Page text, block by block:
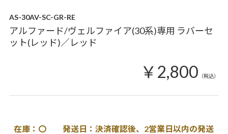
AS-30AV-SC-GR-RE
アルファード/ヴェルファイア(30系)専用 ラバーセ
ット(レッド)／レッド
￥2,800 （税込）
在庫：〇 発送日：決済確認後、2営業日以内の発送